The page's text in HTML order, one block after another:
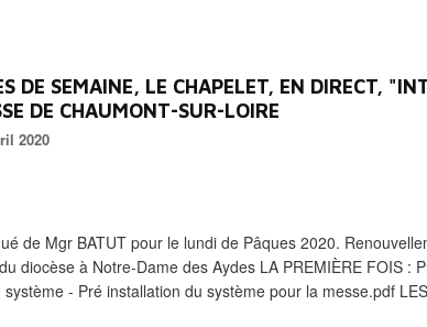
DE SEMAINE, LE CHAPELET, EN DIRECT,
DE CHAUMONT-SUR-LOIRE
2020
de Mgr BATUT pour le lundi de Pâques 2020.
diocèse à Notre-Dame des Aydes LA PREMIÈRE FOIS :
- Pré installation du système pour la messe.pdf